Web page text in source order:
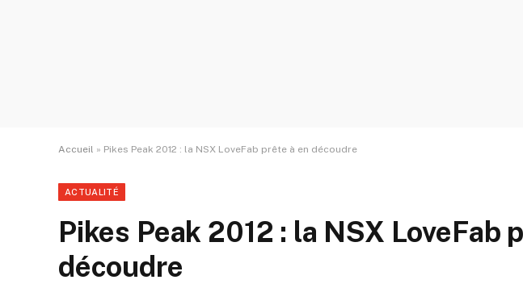
Accueil » Pikes Peak 2012 : la NSX LoveFab prête à en découdre
ACTUALITÉ
Pikes Peak 2012 : la NSX LoveFab
découdre